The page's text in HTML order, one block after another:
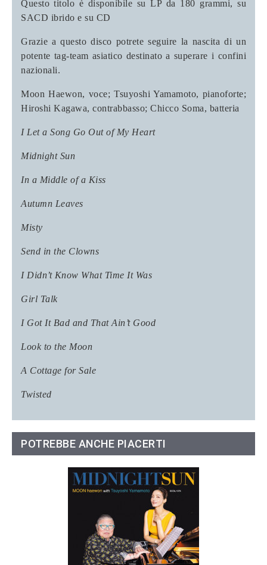
Questo titolo è disponibile su LP da 180 grammi, su
SACD ibrido e su CD
Grazie a questo disco potrete seguire la nascita di un
potente tag-team asiatico destinato a superare i confini
nazionali.
Moon Haewon, voce; Tsuyoshi Yamamoto, pianoforte;
Hiroshi Kagawa, contrabbasso; Chicco Soma, batteria
I Let a Song Go Out of My Heart
Midnight Sun
In a Middle of a Kiss
Autumn Leaves
Misty
Send in the Clowns
I Didn’t Know What Time It Was
Girl Talk
I Got It Bad and That Ain’t Good
Look to the Moon
A Cottage for Sale
Twisted
POTREBBE ANCHE PIACERTI